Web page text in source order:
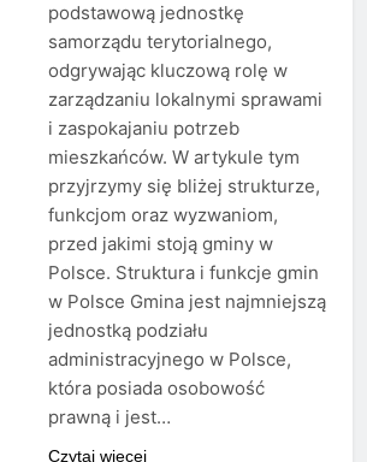
podstawową jednostkę
samorządu terytorialnego,
odgrywając kluczową rolę w
zarządzaniu lokalnymi sprawami
i zaspokajaniu potrzeb
mieszkańców. W artykule tym
przyjrzymy się bliżej strukturze,
funkcjom oraz wyzwaniom,
przed jakimi stoją gminy w
Polsce. Struktura i funkcje gmin
w Polsce Gmina jest najmniejszą
jednostką podziału
administracyjnego w Polsce,
która posiada osobowość
prawną i jest…
Czytaj więcej